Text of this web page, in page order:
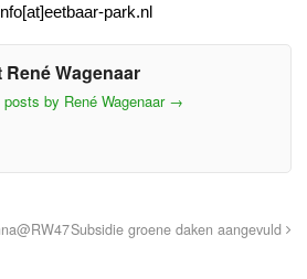
park.nl
Wagenaar
by René Wagenaar →
Subsidie groene daken aangevuld